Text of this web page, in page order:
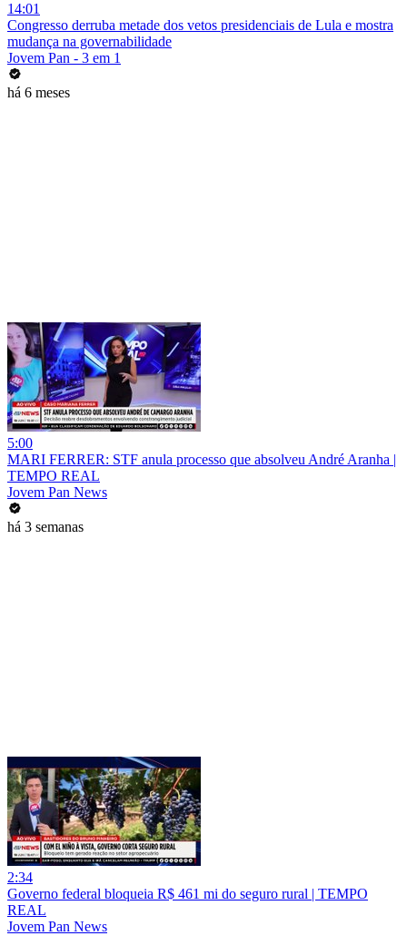
14:01
Congresso derruba metade dos vetos presidenciais de Lula e mostra
mudança na governabilidade
Jovem Pan - 3 em 1
há 6 meses
5:00
MARI FERRER: STF anula processo que absolveu André Aranha |
TEMPO REAL
Jovem Pan News
há 3 semanas
2:34
Governo federal bloqueia R$ 461 mi do seguro rural | TEMPO
REAL
Jovem Pan News